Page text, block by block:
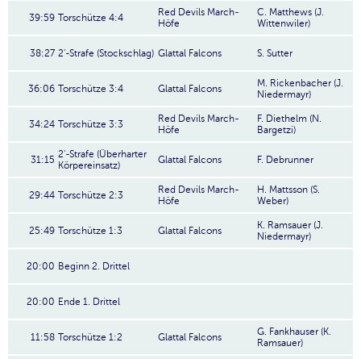
39:59 Torschütze 4:4
Red Devils March-
Höfe
C. Matthews (J.
Wittenwiler)
38:27 2'-Strafe (Stockschlag) Glattal Falcons S. Sutter
36:06 Torschütze 3:4 Glattal Falcons
M. Rickenbacher (J.
Niedermayr)
34:24 Torschütze 3:3
Red Devils March-
Höfe
F. Diethelm (N.
Bargetzi)
31:15 2'-Strafe (Überharter
Körpereinsatz)
Glattal Falcons F. Debrunner
29:44 Torschütze 2:3
Red Devils March-
Höfe
H. Mattsson (S.
Weber)
25:49 Torschütze 1:3 Glattal Falcons
K. Ramsauer (J.
Niedermayr)
20:00 Beginn 2. Drittel
20:00 Ende 1. Drittel
11:58 Torschütze 1:2 Glattal Falcons
G. Fankhauser (K.
Ramsauer)